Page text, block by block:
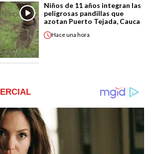
Niños de 11 años integran las
peligrosas pandillas que
azotan Puerto Tejada, Cauca
Haceuna hora